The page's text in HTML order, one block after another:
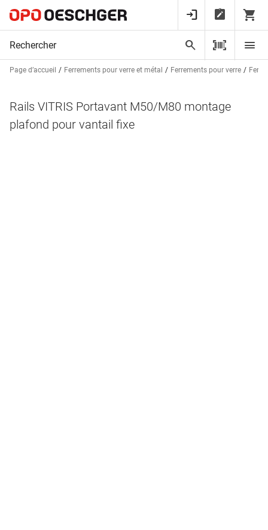
Page d’accueil Ferrements pour verre et métal Ferrements pour verre
Rails VITRIS Portavant M50/M80 montage
plafond pour vantail fixe